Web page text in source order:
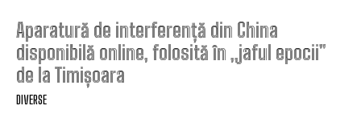
Aparatură de interferență din China
disponibilă online, folosită în „jaful epocii”
de la Timișoara
DIVERSE